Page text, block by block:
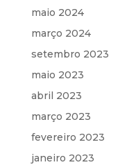
maio 2024
março 2024
setembro 2023
maio 2023
abril 2023
março 2023
fevereiro 2023
janeiro 2023